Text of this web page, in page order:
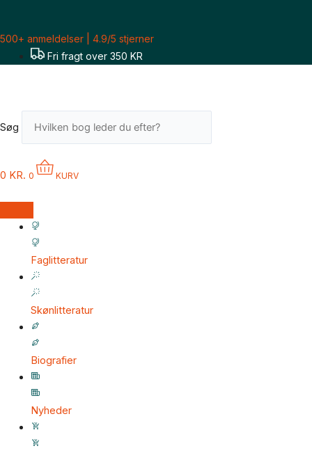
indholdet
500+ anmeldelser | 4.9/5 stjerner
Fri fragt over 350 KR
Søg
0 KR. 0 KURV
Faglitteratur
Skønlitteratur
Biografier
Nyheder